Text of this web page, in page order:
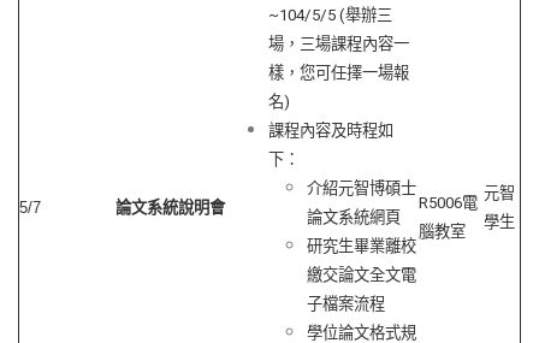
5/7 論文系統說明會
~104/5/5 (舉辦三
場，三場課程內容一
樣，您可任擇一場報
名)
課程內容及時程如
下：
介紹元智博碩士
論文系統網頁
研究生畢業離校
繳交論文全文電
子檔案流程
學位論文格式規
R5006電
腦教室
元智
學生